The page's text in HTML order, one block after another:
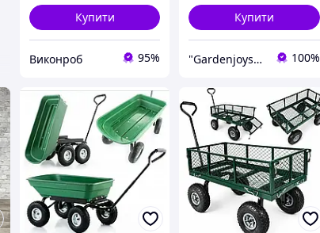
Купити
Виконроб 95%
Купити
"Gardenjoys": Від садової тачки до останнього гвинтика! 100%